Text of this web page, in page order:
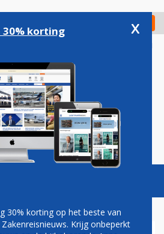
Check in
Podcasts Vacatures
30% korting x
30% korting op het beste van
Krijg onbeperkt